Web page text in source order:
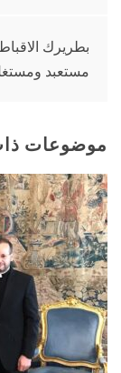
بطريرك
مستعبد
موضوعات